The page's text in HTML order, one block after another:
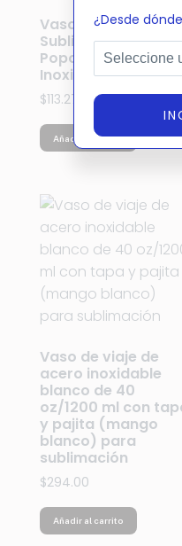
¿Desde
Vaso Conico Para
Sublimar 16oz Tapa
Popote Acero
Inoxidable
$113.27
Añadir al carrito
Vaso de viaje de
acero inoxidable
blanco de 40
oz/1200 ml con
y pajita (mango
blanco) para
sublimación
$294.00
Añadir al carrito